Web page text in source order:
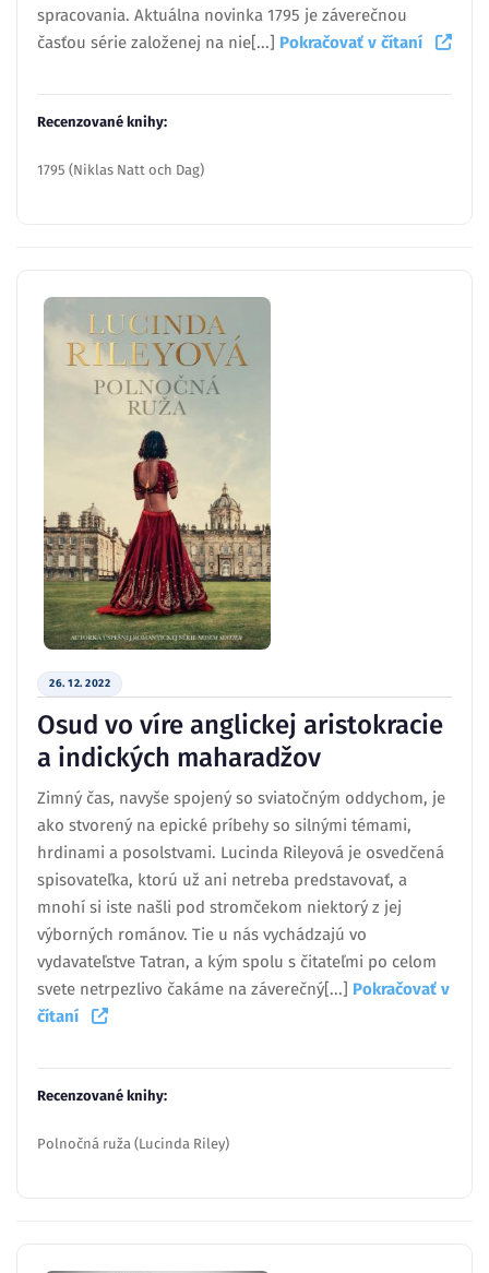
spracovania. Aktuálna novinka 1795 je záverečnou
časťou série založenej na nie[...] Pokračovať v čítaní
Recenzované knihy:
1795 (Niklas Natt och Dag)
26. 12. 2022
Osud vo víre anglickej aristokracie
a indických maharadžov
Zimný čas, navyše spojený so sviatočným oddychom, je
ako stvorený na epické príbehy so silnými témami,
hrdinami a posolstvami. Lucinda Rileyová je osvedčená
spisovateľka, ktorú už ani netreba predstavovať, a
mnohí si iste našli pod stromčekom niektorý z jej
výborných románov. Tie u nás vychádzajú vo
vydavateľstve Tatran, a kým spolu s čitateľmi po celom
svete netrpezlivo čakáme na záverečný[...] Pokračovať v
čítaní
Recenzované knihy:
Polnočná ruža (Lucinda Riley)